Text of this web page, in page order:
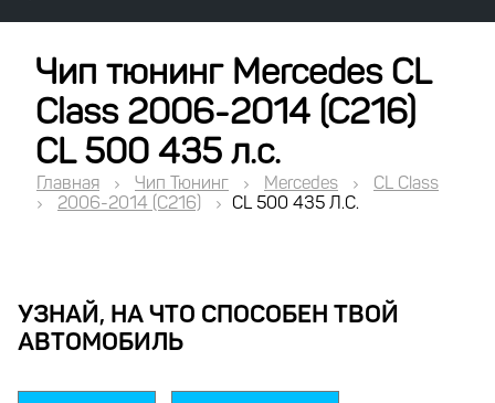
Чип тюнинг Mercedes CL
Class 2006-2014 (C216)
CL 500 435 л.с.
Главная Чип Тюнинг Mercedes
CL Class
2006-2014 (C216)
CL 500 435 Л.с.
УЗНАЙ, НА ЧТО СПОСОБЕН ТВОЙ
АВТОМОБИЛЬ